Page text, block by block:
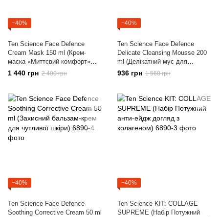
−40%
Ten Science Face Defence
Cream Mask 150 ml (Крем-
маска «Миттєвий комфорт»
для чутливої шкіри)
1 440 грн 2 400 грн
−40%
Ten Science Face Defence
Delicate Сleansing Mousse 200
ml (Делікатний мус для
очищення чутливої шкіри)
936 грн 1 560 грн
−40%
Ten Science Face Defence
Soothing Corrective Сream 50 ml
−40%
Ten Science KIT: COLLAGE
SUPREME (Набір Потужний